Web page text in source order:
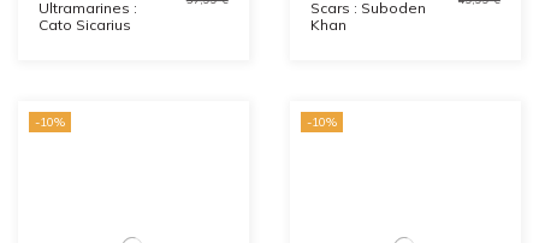
Ultramarines :
Cato Sicarius
Scars : Suboden
Khan
-10% -10%